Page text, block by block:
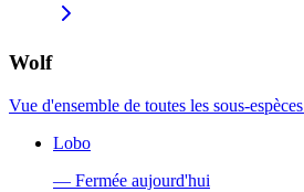
Wolf
Vue d'ensemble de toutes les sous-espèces
Lobo
— Fermée aujourd'hui